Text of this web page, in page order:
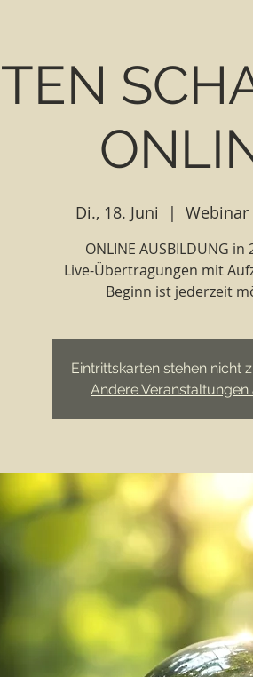
Di., 18. Juni
  |
Webinar
ONLINE AUSBILDUNG in
Live-Übertragungen mit
Beginn ist jederzeit
Eintrittskarten stehen nicht
Andere Veranstaltungen